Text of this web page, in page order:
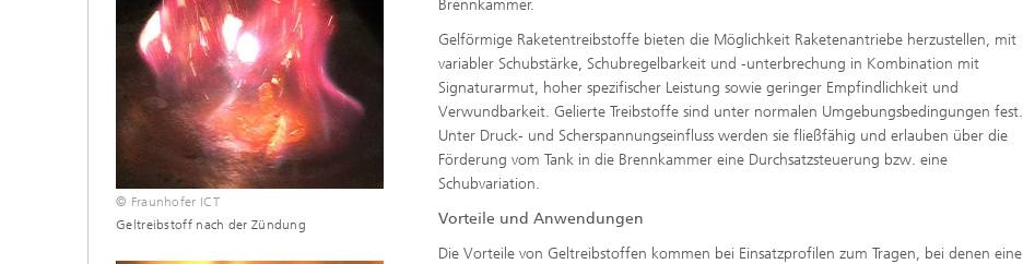
© Fraunhofer ICT
Geltreibstoff nach der Zündung
Brennkammer.
Gelförmige Raketentreibstoffe bieten die Möglichkeit Raketenantriebe herzustellen, mit
variabler Schubstärke, Schubregelbarkeit und -unterbrechung in Kombination mit
Signaturarmut, hoher spezifischer Leistung sowie geringer Empfindlichkeit und
Verwundbarkeit. Gelierte Treibstoffe sind unter normalen Umgebungsbedingungen fest.
Unter Druck- und Scherspannungseinfluss werden sie fließfähig und erlauben über die
Förderung vom Tank in die Brennkammer eine Durchsatzsteuerung bzw. eine
Schubvariation.
Vorteile und Anwendungen
Die Vorteile von Geltreibstoffen kommen bei Einsatzprofilen zum Tragen, bei denen eine